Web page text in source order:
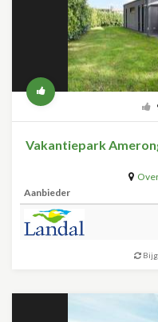
Vakantiepark
Aanbieder